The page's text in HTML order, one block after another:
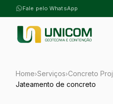
Fale pelo WhatsApp
Home›Serviços›Concreto
Jateamento de concreto